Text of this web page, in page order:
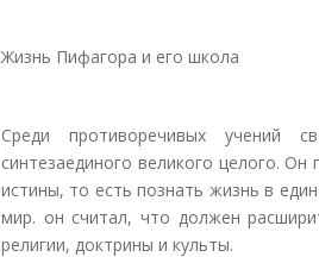
Жизнь Пифагора и его школа
Среди противоречивых учений
синтезаединого великого целого.
истины, то есть познать жизнь в
мир. он считал, что должен
религии, доктрины и культы.